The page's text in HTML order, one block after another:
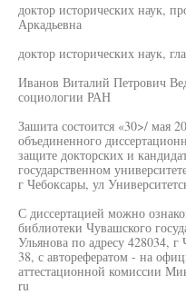
доктор исторических наук,
Аркадьевна
доктор исторических наук,
Иванов Виталий Петрович
социологии РАН
Зашита состоится «30>/ мая
объединенного
защите докторских и
государственном
г Чебоксары, ул
С диссертацией можно
библиотеки Чувашского
Ульянова по адресу 428034,
38, с авторефератом - на
аттестационной комиссии
ru